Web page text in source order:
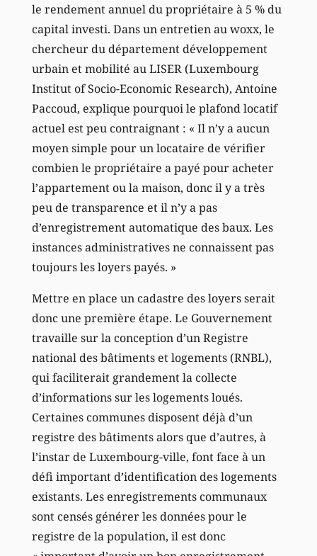
le rendement annuel du propriétaire à 5 % du
capital investi. Dans un entretien au woxx, le
chercheur du département développement
urbain et mobilité au LISER (Luxembourg
Institut of Socio-Economic Research), Antoine
Paccoud, explique pourquoi le plafond locatif
actuel est peu contraignant : « Il n’y a aucun
moyen simple pour un locataire de vérifier
combien le propriétaire a payé pour acheter
l’appartement ou la maison, donc il y a très
peu de transparence et il n’y a pas
d’enregistrement automatique des baux. Les
instances administratives ne connaissent pas
toujours les loyers payés. »
Mettre en place un cadastre des loyers serait
donc une première étape. Le Gouvernement
travaille sur la conception d’un Registre
national des bâtiments et logements (RNBL),
qui faciliterait grandement la collecte
d’informations sur les logements loués.
Certaines communes disposent déjà d’un
registre des bâtiments alors que d’autres, à
l’instar de Luxembourg-ville, font face à un
défi important d’identification des logements
existants. Les enregistrements communaux
sont censés générer les données pour le
registre de la population, il est donc